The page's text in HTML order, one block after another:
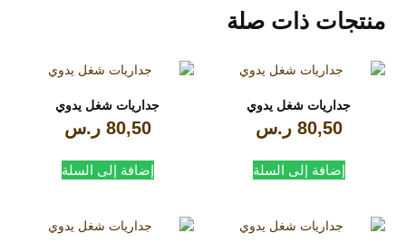
منتجات ذات صلة
جداريات شغل يدوي
80,50 ر.س
إضافة إلى السلة
جداريات شغل يدوي
80,50 ر.س
إضافة إلى السلة